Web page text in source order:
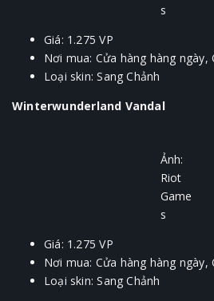
s
Giá: 1.275 VP
Nơi mua: Cửa hàng hàng ngày,
Loại skin: Sang Chảnh
Winterwunderland Vandal
Ảnh:
Riot
Game
s
Giá: 1.275 VP
Nơi mua: Cửa hàng hàng ngày,
Loại skin: Sang Chảnh